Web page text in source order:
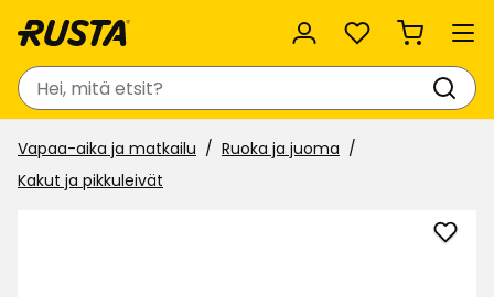
Suosikit
Haku
Vapaa-aika ja matkailu
Ruoka ja juoma
Kakut ja pikkuleivät
Lisää